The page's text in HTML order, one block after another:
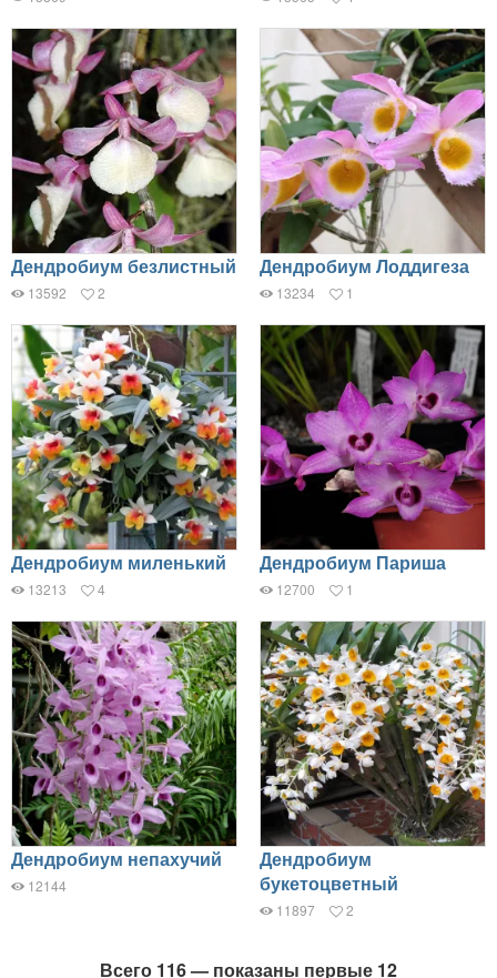
Дендробиум безлистный
13592 2
Дендробиум Лоддигеза
13234 1
Дендробиум миленький
13213 4
Дендробиум Париша
12700 1
Дендробиум непахучий
12144
Дендробиум
букетоцветный
11897 2
Всего 116 — показаны первые 12